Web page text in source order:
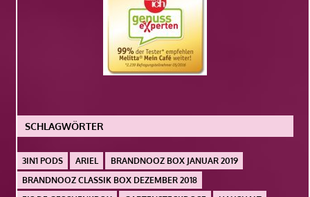
SCHLAGWÖRTER
3IN1 PODS ARIEL
BRANDNOOZ BOX JANUAR 2019
BRANDNOOZ CLASSIK BOX DEZEMBER 2018